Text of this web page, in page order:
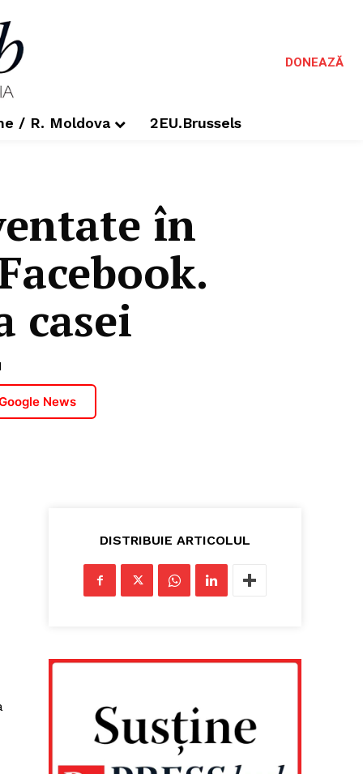
DONEAZĂ
/ R. Moldova 2EU.Brussels
în
casei
News
DISTRIBUIE ARTICOLUL